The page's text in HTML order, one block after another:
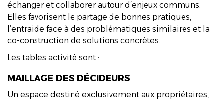
échanger et collaborer autour d’enjeux communs.
Elles favorisent le partage de bonnes pratiques,
l’entraide face à des problématiques similaires et la
co-construction de solutions concrètes.
Les tables activité sont :
MAILLAGE DES DÉCIDEURS
Un espace destiné exclusivement aux propriétaires,